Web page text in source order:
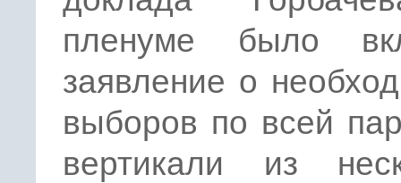
пленуме было
заявление о
выборов по всей
вертикали из